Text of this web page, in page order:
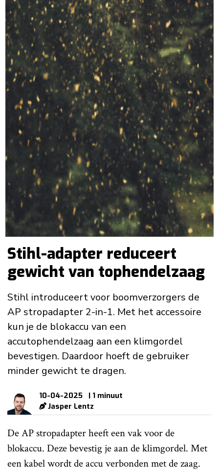
Stihl-adapter reduceert
gewicht van tophendelzaag
Stihl introduceert voor boomverzorgers de
AP stropadapter 2-in-1. Met het accessoire
kun je de blokaccu van een
accutophendelzaag aan een klimgordel
bevestigen. Daardoor hoeft de gebruiker
minder gewicht te dragen.
10-04-2025
| 1 minuut
Jasper Lentz
De AP stropadapter heeft een vak voor de
blokaccu. Deze bevestig je aan de klimgordel. Met
een kabel wordt de accu verbonden met de zaag.